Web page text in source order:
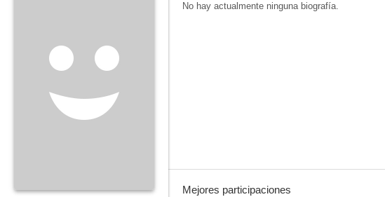
No hay actualmente ninguna biografía.
Mejores participaciones